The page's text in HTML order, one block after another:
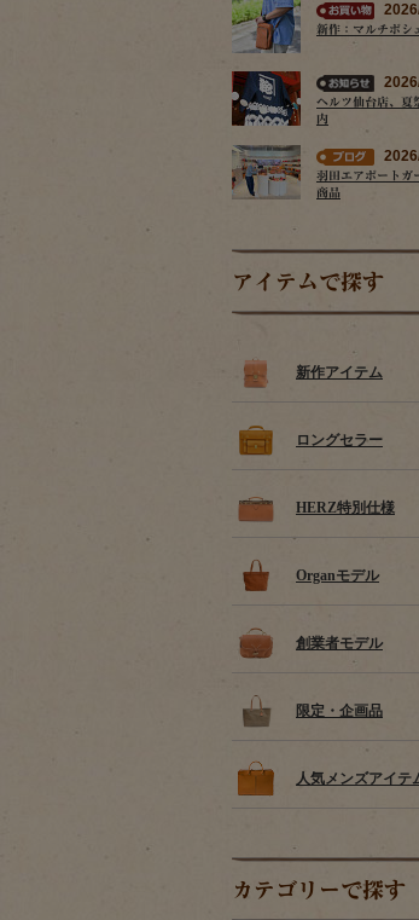
新作：マルチポシ
ヘルツ仙台店、夏
内
羽田エアポートガ
商品
アイテムで探す
新作アイテム
ロングセラー
HERZ特別仕様
Organモデル
創業者モデル
限定・企画品
人気メンズアイテ
カテゴリーで探す